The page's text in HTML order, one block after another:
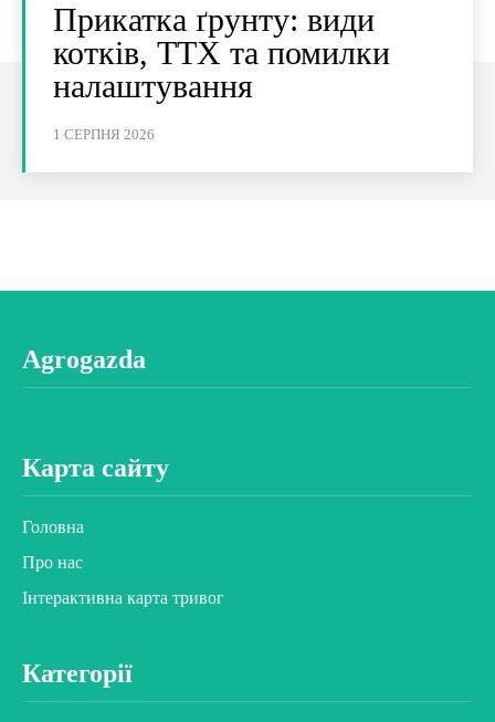
Прикатка ґрунту: види
котків, ТТХ та помилки
налаштування
1 СЕРПНЯ 2026
Agrogazda
Карта сайту
Головна
Про нас
Інтерактивна карта тривог
Категорії